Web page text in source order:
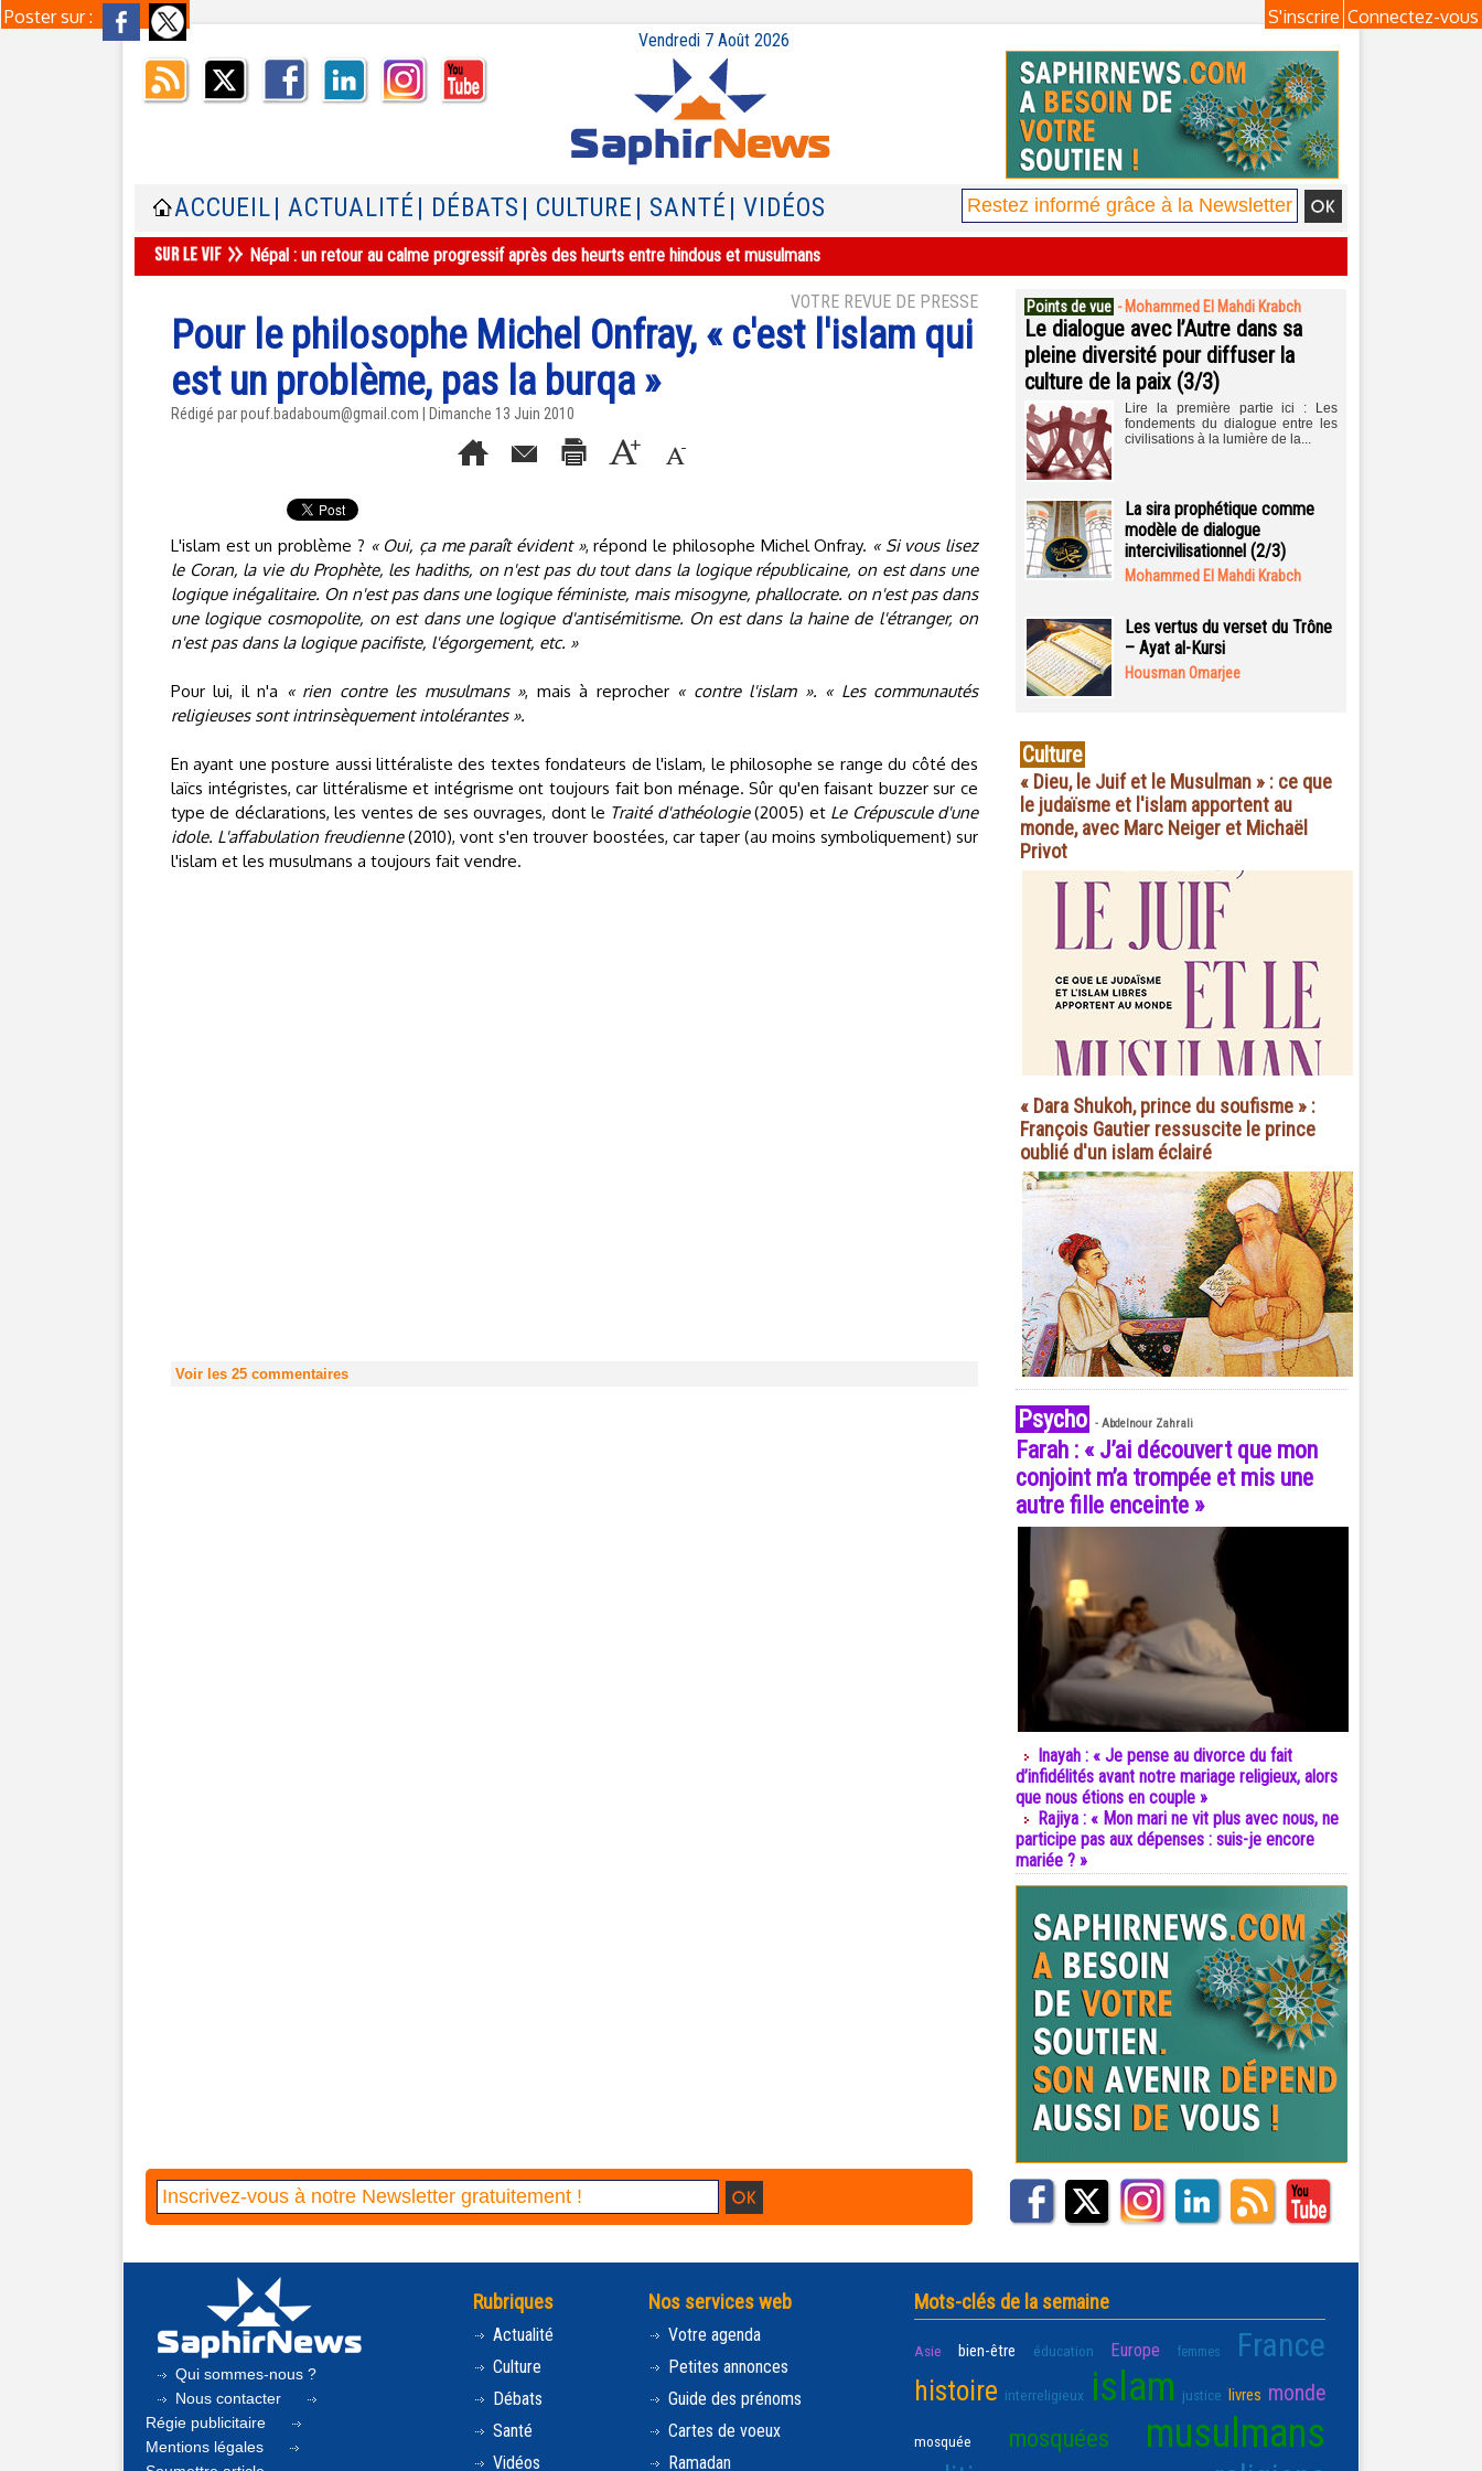
Poster sur : Connectez-vous
S'inscrire
Vendredi 7 Août 2026
ACCUEIL | ACTUALITÉ | DÉBATS | CULTURE | SANTÉ | VIDÉOS
Népal : un retour au calme progressif après des heurts entre hindous et musulmans
VOTRE REVUE DE PRESSE
Pour le philosophe Michel Onfray, « c'est l'islam qui
est un problème, pas la burqa »
Rédigé par pouf.badaboum@gmail.com | Dimanche 13 Juin 2010
L'islam est un problème ? « Oui, ça me paraît évident », répond le philosophe Michel Onfray. « Si vous lisez
le Coran, la vie du Prophète, les hadiths, on n'est pas du tout dans la logique républicaine, on est dans une
logique inégalitaire. On n'est pas dans une logique féministe, mais misogyne, phallocrate. on n'est pas dans
une logique cosmopolite, on est dans une logique d'antisémitisme. On est dans la haine de l'étranger, on
n'est pas dans la logique pacifiste, l'égorgement, etc. »
Pour lui, il n'a « rien contre les musulmans », mais à reprocher « contre l'islam ». « Les communautés
religieuses sont intrinsèquement intolérantes ».
En ayant une posture aussi littéraliste des textes fondateurs de l'islam, le philosophe se range du côté des
laïcs intégristes, car littéralisme et intégrisme ont toujours fait bon ménage. Sûr qu'en faisant buzzer sur ce
type de déclarations, les ventes de ses ouvrages, dont le Traité d'athéologie(2005) et Le Crépuscule d'une
idole. L'affabulation freudienne(2010), vont s'en trouver boostées, car taper (au moins symboliquement) sur
l'islam et les musulmans a toujours fait vendre.
Voir les 25 commentaires
Points de vue - Mohammed El Mahdi Krabch
Le dialogue avec l’Autre dans sa
pleine diversité pour diffuser la
culture de la paix (3/3)
Lire la première partie ici : Les
fondements du dialogue entre les
civilisations à la lumière de la...
La sira prophétique comme
modèle de dialogue
intercivilisationnel (2/3)
Mohammed El Mahdi Krabch
Les vertus du verset du Trône
– Ayat al-Kursi
Housman Omarjee
Culture
« Dieu, le Juif et le Musulman » : ce que
le judaïsme et l'islam apportent au
monde, avec Marc Neiger et Michaël
Privot
« Dara Shukoh, prince du soufisme » :
François Gautier ressuscite le prince
oublié d'un islam éclairé
Psycho - Abdelnour Zahrali
Farah : « J’ai découvert que mon
conjoint m’a trompée et mis une
autre fille enceinte »
Inayah : « Je pense au divorce du fait
d’infidélités avant notre mariage religieux, alors
que nous étions en couple »
Rajiya : « Mon mari ne vit plus avec nous, ne
participe pas aux dépenses : suis-je encore
mariée ? »
Qui sommes-nous ?
Nous contacter
Régie publicitaire
Mentions légales
Rubriques
Actualité
Culture
Débats
Santé
Vidéos
Nos services web
Votre agenda
Petites annonces
Guide des prénoms
Cartes de voeux
Ramadan
Mots-clés de la semaine
Asie bien-être éducation Europe femmes France
histoire interreligieux islam justice livres monde
mosquée mosquées musulmans